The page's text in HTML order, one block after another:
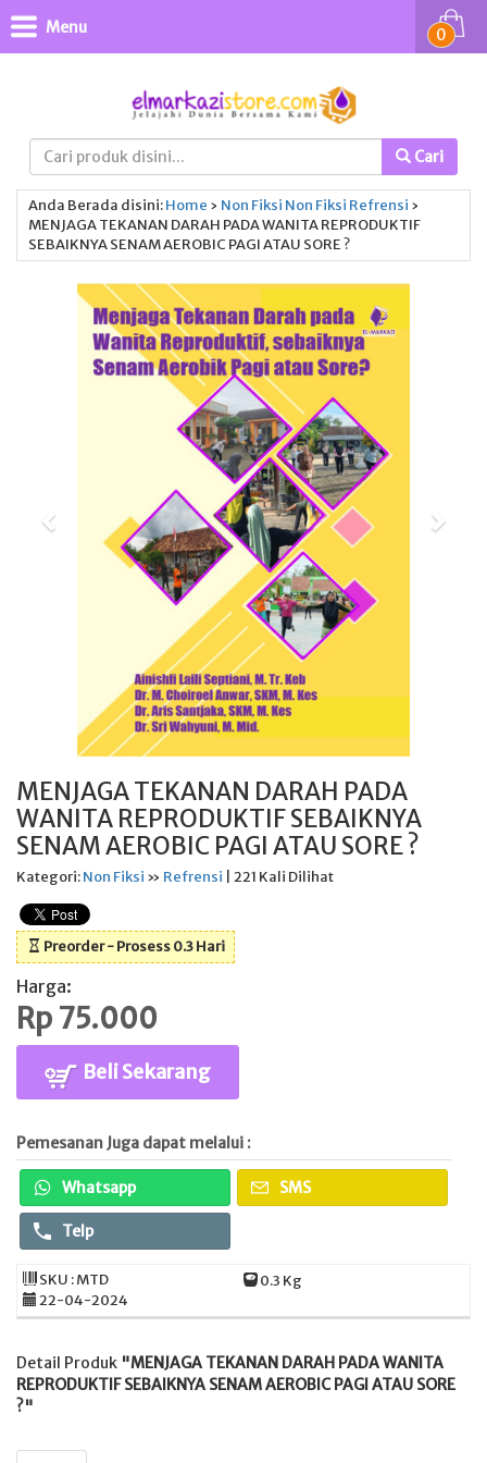
Cari
0
Menu
Anda Berada disini:Home › Non Fiksi Non Fiksi Refrensi ›
MENJAGA TEKANAN DARAH PADA WANITA REPRODUKTIF
SEBAIKNYA SENAM AEROBIC PAGI ATAU SORE ?
MENJAGA TEKANAN DARAH PADA
WANITA REPRODUKTIF SEBAIKNYA
SENAM AEROBIC PAGI ATAU SORE ?
Kategori:Non Fiksi » Refrensi | 221 Kali Dilihat
Preorder - Prosess 0.3 Hari
Harga:
Rp 75.000
Beli Sekarang
Pemesanan Juga dapat melalui :
Whatsapp SMS
Telp
SKU : MTD
0.3 Kg
22-04-2024
Detail Produk "MENJAGA TEKANAN DARAH PADA WANITA
REPRODUKTIF SEBAIKNYA SENAM AEROBIC PAGI ATAU SORE
?"